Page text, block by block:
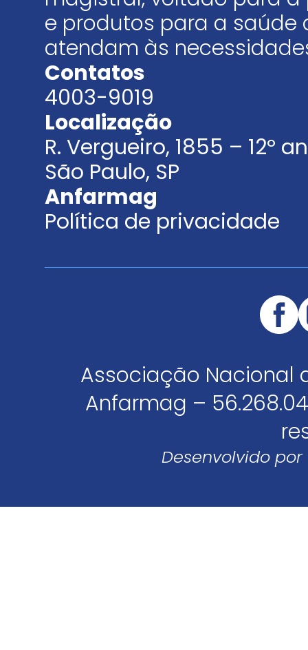
e produtos para a saúde
atendam às
Contatos
4003-9019
Localização
R. Vergueiro, 1855 – 12º
São Paulo, SP
Anfarmag
Política de privacidade
Associação Nacional
Anfarmag –
Desenvolvido por